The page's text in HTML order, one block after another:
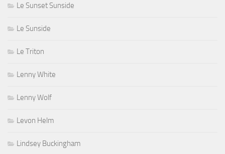
Le Sunset Sunside
Le Sunside
Le Triton
Lenny White
Lenny Wolf
Levon Helm
Lindsey Buckingham